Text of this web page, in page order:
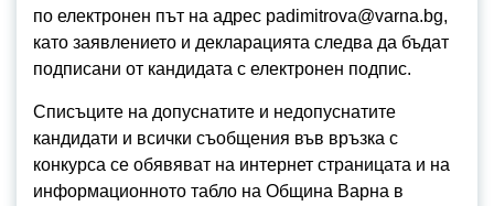
по електронен път на адрес padimitrova@varna.bg,
като заявлението и декларацията следва да бъдат
подписани от кандидата с електронен подпис.
Списъците на допуснатите и недопуснатите
кандидати и всички съобщения във връзка с
конкурса се обявяват на интернет страницата и на
информационното табло на Община Варна в